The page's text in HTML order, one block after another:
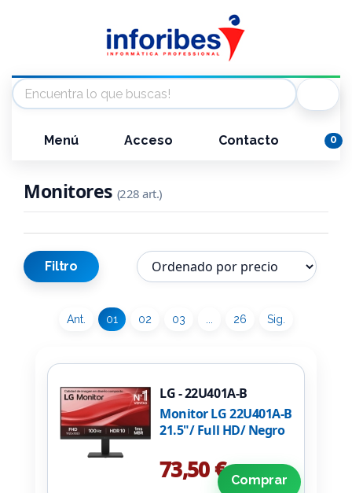
Menú Acceso Contacto 0
Monitores (228 art.)
Filtro
Ant. 01 02 03 26 Sig.
LG - 22U401A-B
Monitor LG 22U401A-B
21.5"/ Full HD/ Negro
73,50 € Comprar